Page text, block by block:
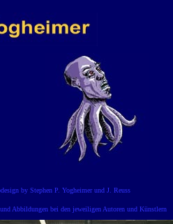
by Stephen P. Yogheimer und J. Reuss
Abbildungen bei den jeweiligen Autoren und Künstlern